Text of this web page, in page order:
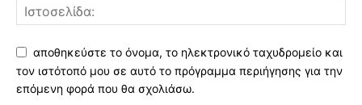
αποθηκεύστε το όνομα, το ηλεκτρονικό ταχυδρομείο και
τον ιστότοπό μου σε αυτό το πρόγραμμα περιήγησης για την
επόμενη φορά που θα σχολιάσω.